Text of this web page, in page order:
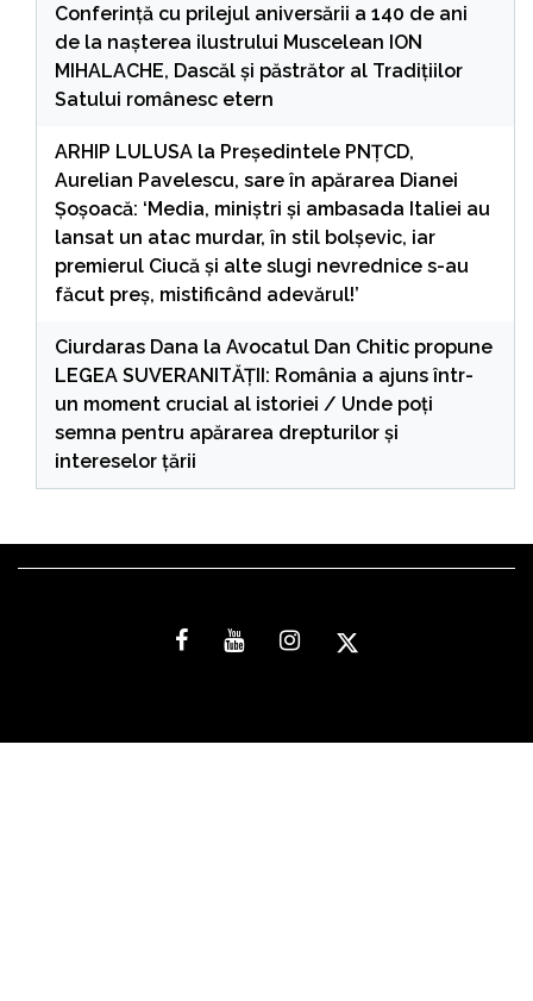
Conferință cu prilejul aniversării a 140 de ani
de la nașterea ilustrului Muscelean ION
MIHALACHE, Dascăl și păstrător al Tradițiilor
Satului românesc etern
ARHIP LULUSA la Președintele PNȚCD,
Aurelian Pavelescu, sare în apărarea Dianei
Șoșoacă: ‘Media, miniștri și ambasada Italiei au
lansat un atac murdar, în stil bolșevic, iar
premierul Ciucă și alte slugi nevrednice s-au
făcut preș, mistificând adevărul!’
Ciurdaras Dana la Avocatul Dan Chitic propune
LEGEA SUVERANITĂȚII: România a ajuns într-
un moment crucial al istoriei / Unde poți
semna pentru apărarea drepturilor și
intereselor țării